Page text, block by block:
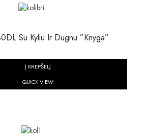
Su Kyliu Ir Dugnu ”knyga”
Į KREPŠELĮ
QUICK VIEW